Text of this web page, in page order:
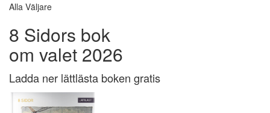
Alla Väljare
8 Sidors bok
om valet 2026
Ladda ner lättlästa boken gratis